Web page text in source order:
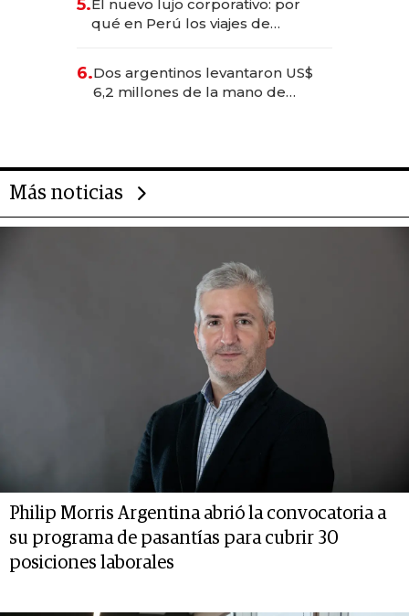
Fénix
5. El nuevo lujo corporativo: por
qué en Perú los viajes de
para convertirse en experiencias
transformadoras
6.Dos argentinos levantaron US$
6,2 millones de la mano de
Más noticias
Philip Morris Argentina abrió la convocatoria a
su programa de pasantías para cubrir 30
posiciones laborales